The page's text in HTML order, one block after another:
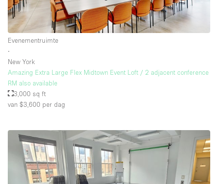
Evenementruimte
∙
New York
Amazing Extra Large Flex Midtown Event Loft / 2 adjacent conference
RM also available
3,000 sq ft
van $3,600 per dag